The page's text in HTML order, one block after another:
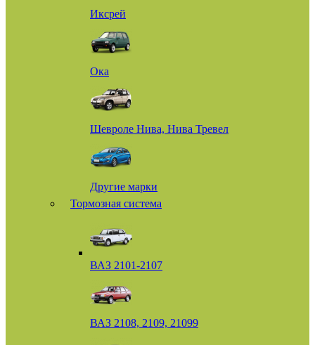
Иксрей
Ока
Шевроле Нива, Нива Тревел
Другие марки
Тормозная система
ВАЗ 2101-2107
ВАЗ 2108, 2109, 21099